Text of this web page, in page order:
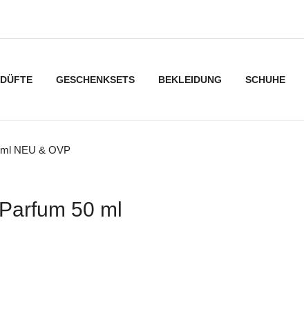
GESCHENKSETS BEKLEIDUNG SCHUHE
NEU & OVP
50 ml